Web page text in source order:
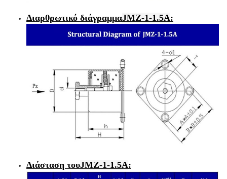
Διαρθρωτικό διάγραμμαJMZ-1-1.5A:
Διάσταση τουJMZ-1-1.5A: